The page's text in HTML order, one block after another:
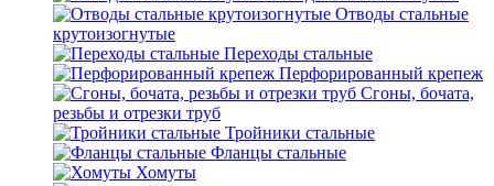
Отводы стальные
крутоизогнутые
Переходы стальные
Перфорированный крепеж
Сгоны, бочата,
резьбы и отрезки труб
Тройники стальные
Фланцы стальные
Хомуты